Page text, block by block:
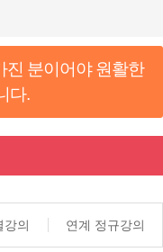
진 분이어야 원활한
다.
강의 연계 정규강의